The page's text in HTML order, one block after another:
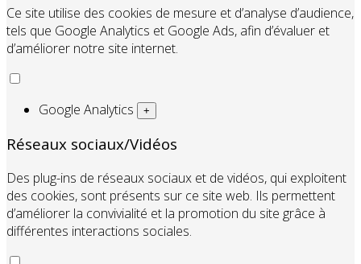
Ce site utilise des cookies de mesure et d’analyse d’audience,
tels que Google Analytics et Google Ads, afin d’évaluer et
d’améliorer notre site internet.
Google Analytics +
Réseaux sociaux/Vidéos
Des plug-ins de réseaux sociaux et de vidéos, qui exploitent
des cookies, sont présents sur ce site web. Ils permettent
d’améliorer la convivialité et la promotion du site grâce à
différentes interactions sociales.